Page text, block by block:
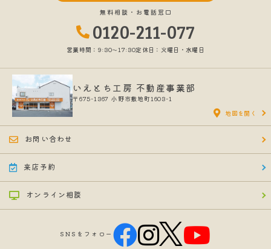
３．お客様の情報の利用目的
当社は、不動産についてのサービスをお客さまにご利用いただくにあた
供等の機会に、当社が直接あるいは協力会社又は業務委託先等を通じ
所、電話番号等）を取得いたしますが、これらの個人情報は下記の目的
に利用させていただきます。
(1) 不動産についてのサービスの提供
(2) 不動産についてのサービスのアフターサービスの提供
(3) 不動産についてのサービスのお知らせ・ＰＲ、調査・データ集積、
研究開発
(5) その他上記(1)から(4)に附随する業務の実施
で、お客様の個人データをサイト管理会社に提供します。
このように提供された個人データにつきましては、サイト管理会社にお
いて管理されることとなります。
サイト管理会社は、そのサービスの改善・向上を目指すことに加え、メ
ールマガジンなどによる情報提供、お客様による購買の分析をして、当
無料相談・お電話窓口
0120-211-077
営業時間：9:30〜17:30定休日：火曜日・水曜日
いえとち工房 不動産事業部
〒675-1367 小野市敷地町1603-1
地図を開く
お問い合わせ
来店予約
オンライン相談
SNSをフォロー